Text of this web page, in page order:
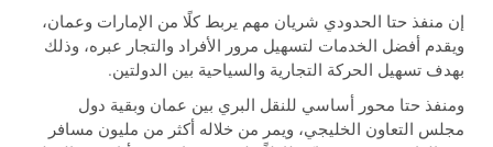
إن منفذ حتا الحدودي شريان مهم يربط كلًا من الإمارات وعمان،
ويقدم أفضل الخدمات لتسهيل مرور الأفراد والتجار عبره، وذلك
بهدف تسهيل الحركة التجارية والسياحية بين الدولتين.
ومنفذ حتا محور أساسي للنقل البري بين عمان وبقية دول
مجلس التعاون الخليجي، ويمر من خلاله أكثر من مليون مسافر